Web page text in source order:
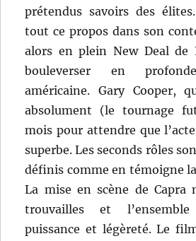
prétendus savoirs des
tout ce propos dans son
alors en plein New Deal de
bouleverser en
américaine. Gary Cooper,
absolument (le tournage
mois pour attendre que
superbe. Les seconds rôles
définis comme en témoigne
La mise en scène de Capra
trouvailles et
puissance et légèreté. Le